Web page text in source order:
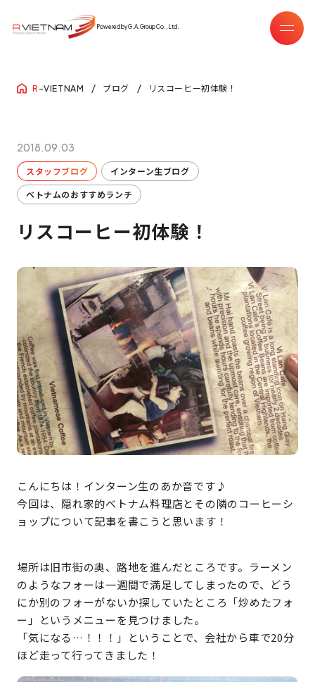
Powered by G.A.Group Co.,Ltd.
R -VIETNAM ブログ リスコーヒー初体験！
2018.09.03
スタッフブログ
インターン生ブログ
ベトナムのおすすめランチ
リスコーヒー初体験！
こんにちは！インターン生のあか音です♪
今回は、隠れ家的ベトナム料理店とその隣のコーヒーシ
ョップについて記事を書こうと思います！
場所は旧市街の奥、路地を進んだところです。ラーメン
のようなフォーは一週間で満足してしまったので、どう
にか別のフォーがないか探していたところ「炒めたフォ
ー」というメニューを見つけました。
「気になる…！！！」ということで、会社から車で20分
ほど走って行ってきました！